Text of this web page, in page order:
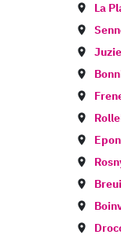
La